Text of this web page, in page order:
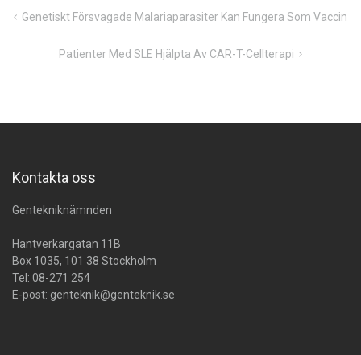
Inläggsnavigering
Genetiskt Försvagade Malariaparasiter Kan Fungera Som Vaccin
Patienter Med SLE Hjälpta Av CAR-T-Cellterapi
Kontakta oss
Gentekniknämnden
Hantverkargatan 11B
Box 1035, 101 38 Stockholm
Tel: 08-271 254
E-post: genteknik@genteknik.se